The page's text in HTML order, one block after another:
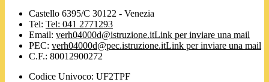
Castello 6395/C 30122 - Venezia
Tel: Tel: 041 2771293
Email: verh04000d@istruzione.itLink per inviare una mail
PEC: verh04000d@pec.istruzione.itLink per inviare una mail
C.F.: 80012900272
Codice Univoco: UF2TPF